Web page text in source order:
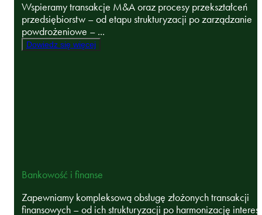
Wspieramy transakcje M&A oraz procesy przekształceń
przedsiębiorstw – od etapu strukturyzacji po zarządzanie
powdrożeniowe – ...
Dowiedz się więcej
Bankowość i finanse
Zapewniamy kompleksową obsługę złożonych transakcji
finansowych – od ich strukturyzacji po harmonizację